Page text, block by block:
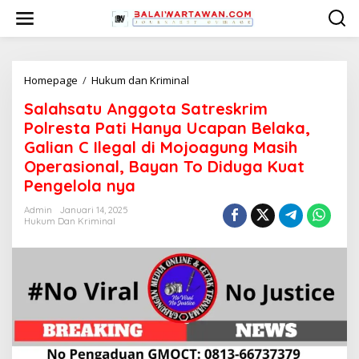
w
Homepage / Hukum dan Kriminal
l
a
h
s
a
g
o
t
a
S
a
t
r
Salahsatu Anggota Satreskrim
Polresta Pati Hanya Ucapan Belaka,
Galian C Ilegal di Mojoagung Masih
Operasional, Bayan To Diduga Kuat
Pengelola nya
Admin
Januari 14, 2025
Hukum Dan Kriminal